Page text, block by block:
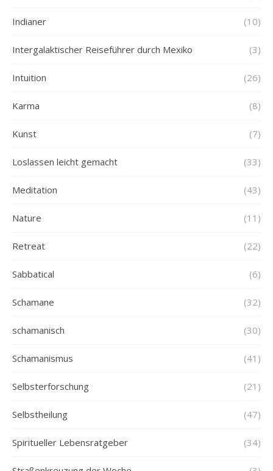
Indianer (10)
Intergalaktischer Reiseführer durch Mexiko (3)
Intuition (26)
Karma (8)
Kunst (7)
Loslassen leicht gemacht (33)
Meditation (43)
Nature (11)
Retreat (22)
Sabbatical (6)
Schamane (32)
schamanisch (30)
Schamanismus (41)
Selbsterforschung (21)
Selbstheilung (47)
Spiritueller Lebensratgeber (34)